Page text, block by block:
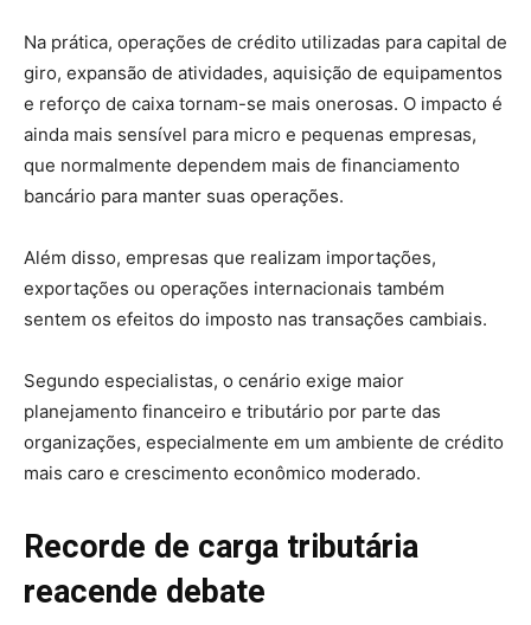
Na prática, operações de crédito utilizadas para capital de
giro, expansão de atividades, aquisição de equipamentos
e reforço de caixa tornam-se mais onerosas. O impacto é
ainda mais sensível para micro e pequenas empresas,
que normalmente dependem mais de financiamento
bancário para manter suas operações.
Além disso, empresas que realizam importações,
exportações ou operações internacionais também
sentem os efeitos do imposto nas transações cambiais.
Segundo especialistas, o cenário exige maior
planejamento financeiro e tributário por parte das
organizações, especialmente em um ambiente de crédito
mais caro e crescimento econômico moderado.
Recorde de carga tributária
reacende debate